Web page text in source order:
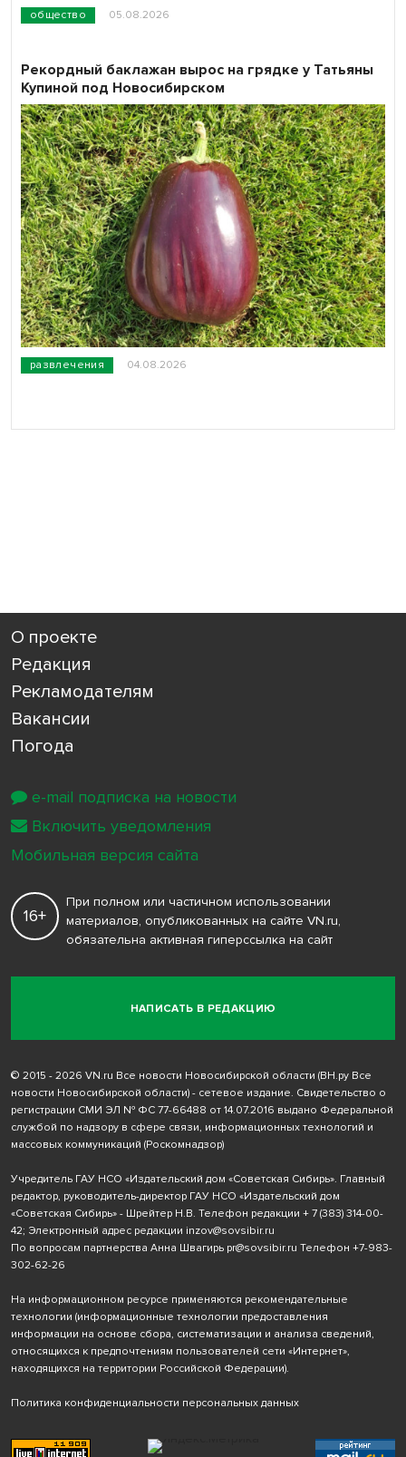
общество 05.08.2026
развлечения 04.08.2026
Рекордный баклажан вырос на грядке у Татьяны
Купиной под Новосибирском
О проекте
Редакция
Рекламодателям
Вакансии
Погода
НАПИСАТЬ В РЕДАКЦИЮ
16+
При полном или частичном использовании
материалов, опубликованных на сайте VN.ru,
обязательна активная гиперссылка на сайт
© 2015 - 2026 VN.ru Все новости Новосибирской области (ВН.ру Все
новости Новосибирской области) - сетевое издание. Свидетельство о
регистрации СМИ ЭЛ № ФС 77-66488 от 14.07.2016 выдано Федеральной
службой по надзору в сфере связи, информационных технологий и
массовых коммуникаций (Роскомнадзор)
Учредитель ГАУ НСО «Издательский дом «Советская Сибирь». Главный
редактор, руководитель-директор ГАУ НСО «Издательский дом
«Советская Сибирь» - Шрейтер Н.В. Телефон редакции + 7 (383) 314-00-
42; Электронный адрес редакции inzov@sovsibir.ru
По вопросам партнерства Анна Швагирь pr@sovsibir.ru Телефон +7-983-
302-62-26
На информационном ресурсе применяются рекомендательные
технологии (информационные технологии предоставления
информации на основе сбора, систематизации и анализа сведений,
относящихся к предпочтениям пользователей сети «Интернет»,
находящихся на территории Российской Федерации).
Политика конфиденциальности персональных данных
e-mail подписка на новости
Включить уведомления
Мобильная версия сайта